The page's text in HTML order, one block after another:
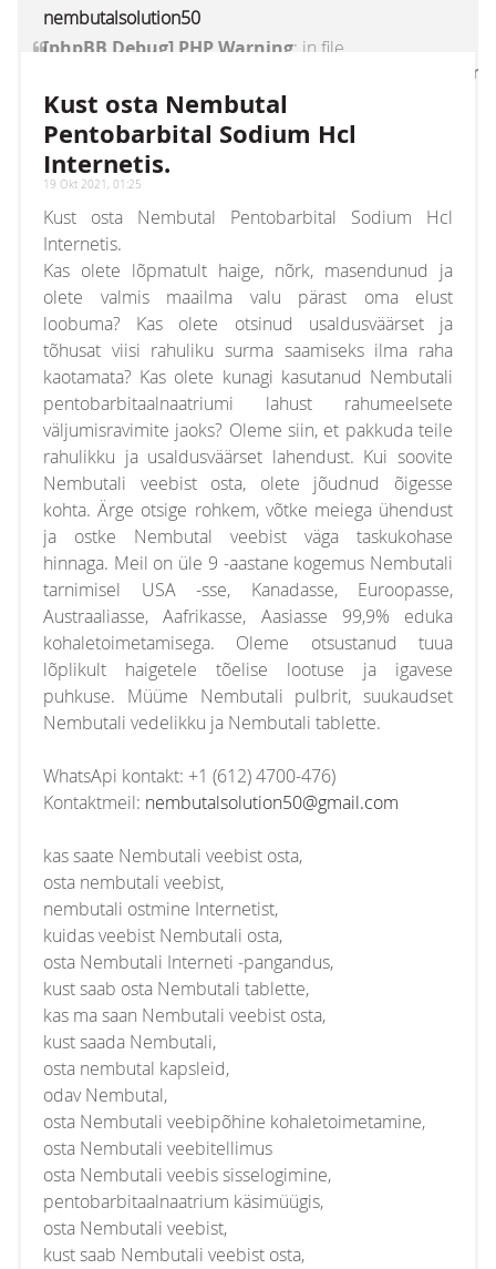
nembutalsolution50
[phpBB Debug] PHP Warning: in file
[ROOT]/vendor/twig/twig/lib/Twig/Extension/
on line 1236:count(): Parameter must be an
array or an object that implements Countable
Kust osta Nembutal
Pentobarbital Sodium Hcl
Internetis.
19 Okt 2021, 01:25
Kust osta Nembutal Pentobarbital Sodium Hcl
Internetis.
Kas olete lõpmatult haige, nõrk, masendunud ja
olete valmis maailma valu pärast oma elust
loobuma? Kas olete otsinud usaldusväärset ja
tõhusat viisi rahuliku surma saamiseks ilma raha
kaotamata? Kas olete kunagi kasutanud Nembutali
pentobarbitaalnaatriumi lahust rahumeelsete
väljumisravimite jaoks? Oleme siin, et pakkuda teile
rahulikku ja usaldusväärset lahendust. Kui soovite
Nembutali veebist osta, olete jõudnud õigesse
kohta. Ärge otsige rohkem, võtke meiega ühendust
ja ostke Nembutal veebist väga taskukohase
hinnaga. Meil on üle 9 -aastane kogemus Nembutali
tarnimisel USA -sse, Kanadasse, Euroopasse,
Austraaliasse, Aafrikasse, Aasiasse 99,9% eduka
kohaletoimetamisega. Oleme otsustanud tuua
lõplikult haigetele tõelise lootuse ja igavese
puhkuse. Müüme Nembutali pulbrit, suukaudset
Nembutali vedelikku ja Nembutali tablette.
WhatsApi kontakt: +1 (612) 4700-476)
Kontaktmeil: nembutalsolution50@gmail.com
kas saate Nembutali veebist osta,
osta nembutali veebist,
nembutali ostmine Internetist,
kuidas veebist Nembutali osta,
osta Nembutali Interneti -pangandus,
kust saab osta Nembutali tablette,
kas ma saan Nembutali veebist osta,
kust saada Nembutali,
osta nembutal kapsleid,
odav Nembutal,
osta Nembutali veebipõhine kohaletoimetamine,
osta Nembutali veebitellimus
osta Nembutali veebis sisselogimine,
pentobarbitaalnaatrium käsimüügis,
osta Nembutali veebist,
kust saab Nembutali veebist osta,